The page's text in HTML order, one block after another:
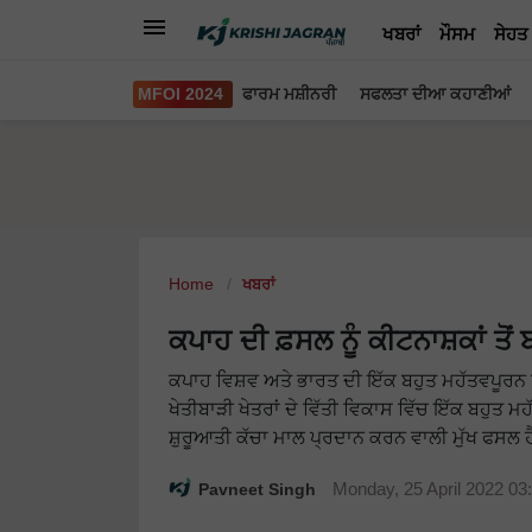
ਖਬਰਾਂ ਮੌਸਮ ਸੇਹਤ
MFOI 2024 ਫਾਰਮ ਮਸ਼ੀਨਰੀ ਸਫਲਤਾ ਦੀਆ ਕਹਾਣੀਆਂ
Home ਖਬਰਾਂ
ਕਪਾਹ ਦੀ ਫ਼ਸਲ ਨੂੰ ਕੀਟਨਾਸ਼ਕਾਂ
ਕਪਾਹ ਵਿਸ਼ਵ ਅਤੇ ਭਾਰਤ ਦੀ ਇੱਕ ਬਹੁਤ
ਖੇਤੀਬਾੜੀ ਖੇਤਰਾਂ ਦੇ ਵਿੱਤੀ ਵਿਕਾਸ ਵਿੱਚ ਇੱਕ
ਸ਼ੁਰੂਆਤੀ ਕੱਚਾ ਮਾਲ ਪ੍ਰਦਾਨ ਕਰਨ ਵਾਲੀ ਮੁੱਖ ਫਸਲ
Pavneet Singh Monday, 25 April 2022